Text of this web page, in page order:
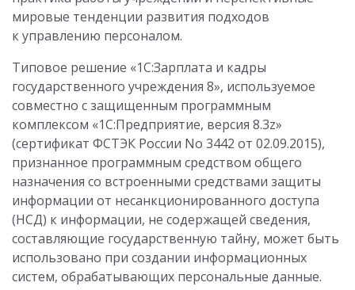
мировые тенденции развития подходов
к управлению персоналом.
Типовое решение «1С:Зарплата и кадры
государственного учреждения 8», используемое
совместно с защищенным программным
комплексом «1С:Предприятие, версия 8.3z»
(сертификат ФСТЭК России No 3442 от 02.09.2015),
признанное программным средством общего
назначения со встроенными средствами защиты
информации от несанкционированного доступа
(НСД) к информации, не содержащей сведения,
составляющие государственную тайну, может быть
использовано при создании информационных
систем, обрабатывающих персональные данные.